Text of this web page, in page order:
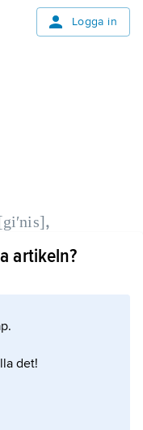
Logga in
,
,en årligen
redovisar
1955 av
& Co.
artikeln?
det!